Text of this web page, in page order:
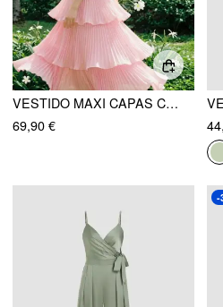
VESTIDO MAXI CAPAS CON FALDÓN Y NUDO TORCIDO
69,90 €
-